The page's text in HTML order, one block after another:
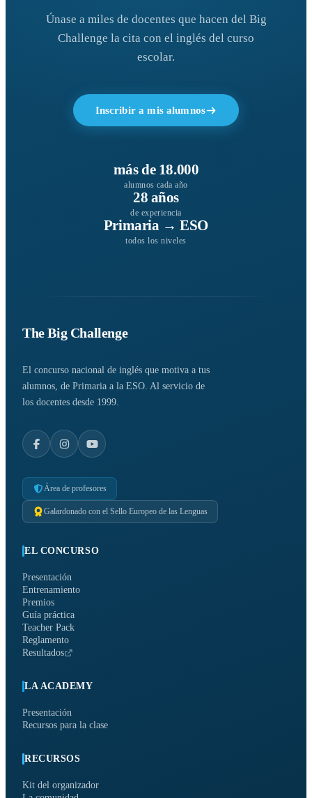
Únase a miles de docentes que hacen del Big
Challenge la cita con el inglés del curso
escolar.
Inscribir a mis alumnos
más de 18.000
alumnos cada año
28 años
de experiencia
Primaria → ESO
todos los niveles
The Big Challenge
El concurso nacional de inglés que motiva a tus
alumnos, de Primaria a la ESO. Al servicio de
los docentes desde 1999.
Área de profesores
Galardonado con el Sello Europeo de las Lenguas
EL CONCURSO
Presentación
Entrenamiento
Premios
Guía práctica
Teacher Pack
Reglamento
Resultados
LA ACADEMY
Presentación
Recursos para la clase
RECURSOS
Kit del organizador